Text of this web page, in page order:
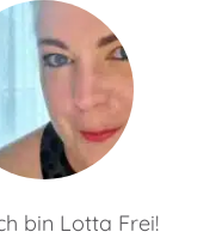
bin Lotta Frei!